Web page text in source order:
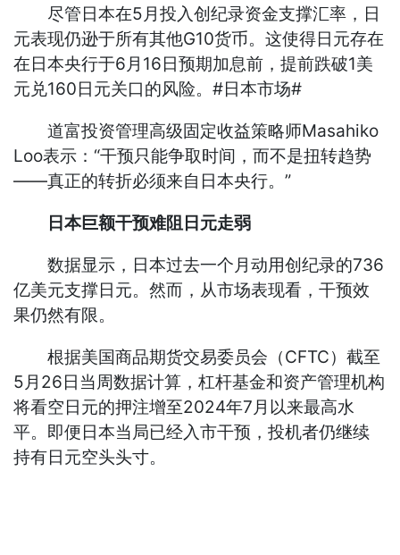
尽管日本在5月投入创纪录资金支撑汇率，日
元表现仍逊于所有其他G10货币。这使得日元存在
在日本央行于6月16日预期加息前，提前跌破1美
元兑160日元关口的风险。#日本市场#
道富投资管理高级固定收益策略师Masahiko
Loo表示：“干预只能争取时间，而不是扭转趋势
——真正的转折必须来自日本央行。”
日本巨额干预难阻日元走弱
数据显示，日本过去一个月动用创纪录的736
亿美元支撑日元。然而，从市场表现看，干预效
果仍然有限。
根据美国商品期货交易委员会（CFTC）截至
5月26日当周数据计算，杠杆基金和资产管理机构
将看空日元的押注增至2024年7月以来最高水
平。即便日本当局已经入市干预，投机者仍继续
持有日元空头头寸。